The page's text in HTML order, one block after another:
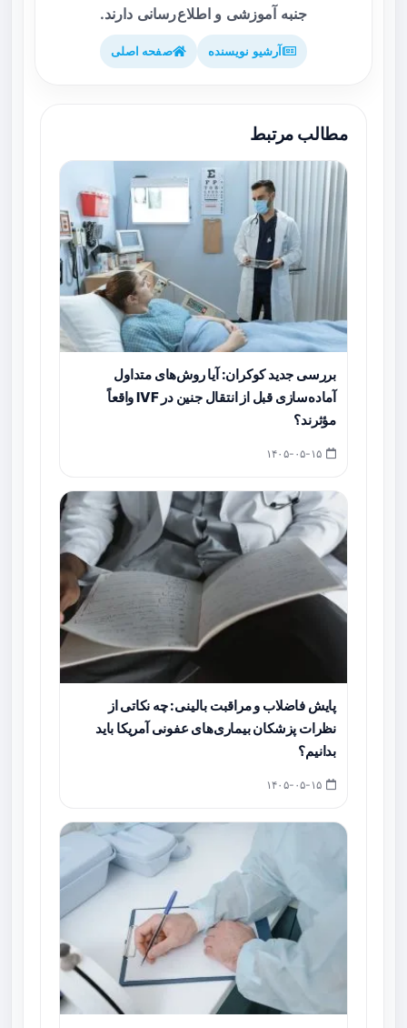
جنبه آموزشی و اطلاع‌رسانی دارند.
آرشیو نویسنده صفحه اصلی
مطالب مرتبط
بررسی جدید کوکران: آیا روش‌های متداول
آماده‌سازی قبل از انتقال جنین در IVF واقعاً
مؤثرند؟
پایش فاضلاب و مراقبت بالینی: چه نکاتی از
نظرات پزشکان بیماری‌های عفونی آمریکا باید
بدانیم؟